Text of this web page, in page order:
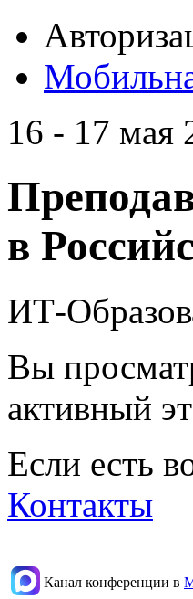
16 - 17 мая
в
ИТ-
Вы
активный
Если есть
Контакты
Канал конференции в